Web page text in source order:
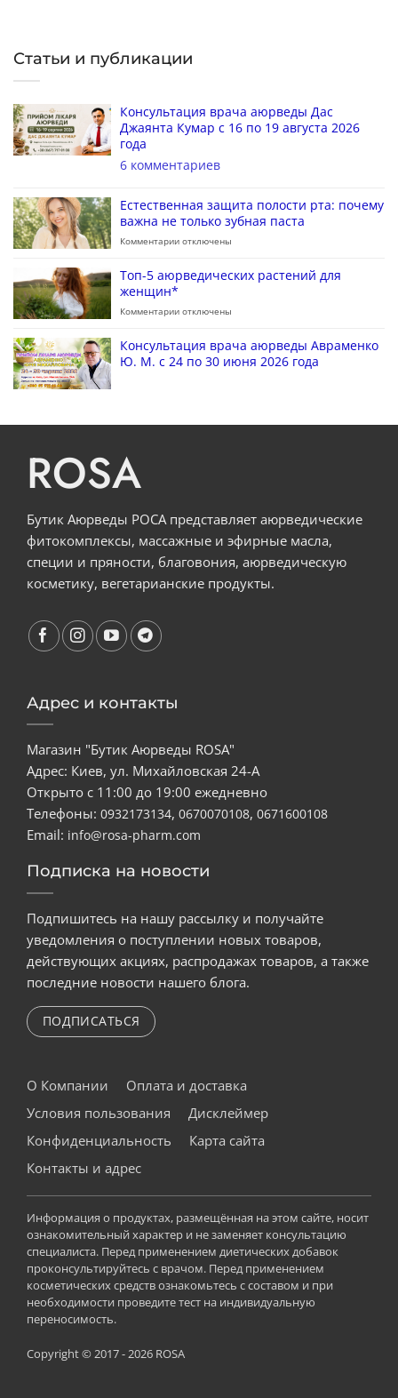
Статьи и публикации
Консультация врача аюрведы Дас
Джаянта Кумар с 16 по 19 августа 2026
года
6 комментариев
Естественная защита полости рта: почему
важна не только зубная паста
Комментарии отключены
Топ-5 аюрведических растений для
женщин*
Комментарии отключены
Консультация врача аюрведы Авраменко
Ю. М. с 24 по 30 июня 2026 года
ROSA
Бутик Аюрведы РОСА представляет аюрведические
фитокомплексы, массажные и эфирные масла,
специи и пряности, благовония, аюрведическую
косметику, вегетарианские продукты.
Адрес и контакты
Магазин "Бутик Аюрведы ROSA"
Адрес: Киев, ул. Михайловская 24-А
Открыто с 11:00 до 19:00 ежедневно
Телефоны: 0932173134, 0670070108, 0671600108
Email: info@rosa-pharm.com
Подписка на новости
Подпишитесь на нашу рассылку и получайте
уведомления о поступлении новых товаров,
действующих акциях, распродажах товаров, а также
последние новости нашего блога.
ПОДПИСАТЬСЯ
О Компании
Оплата и доставка
Условия пользования
Дисклеймер
Конфиденциальность
Карта сайта
Контакты и адрес
Информация о продуктах, размещённая на этом сайте, носит
ознакомительный характер и не заменяет консультацию
специалиста. Перед применением диетических добавок
проконсультируйтесь с врачом. Перед применением
косметических средств ознакомьтесь с составом и при
необходимости проведите тест на индивидуальную
переносимость.
Copyright © 2017 - 2026 ROSA